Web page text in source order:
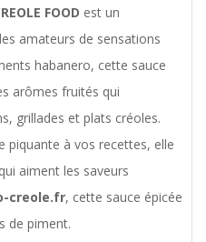
FOOD est un
amateurs de sensations
habanero, cette sauce
arômes fruités qui
grillades et plats créoles.
piquante à vos recettes, elle
aiment les saveurs
creole.fr, cette sauce épicée
de piment.